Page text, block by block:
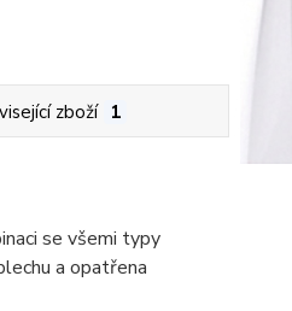
zboží 1
se všemi typy
a opatřena